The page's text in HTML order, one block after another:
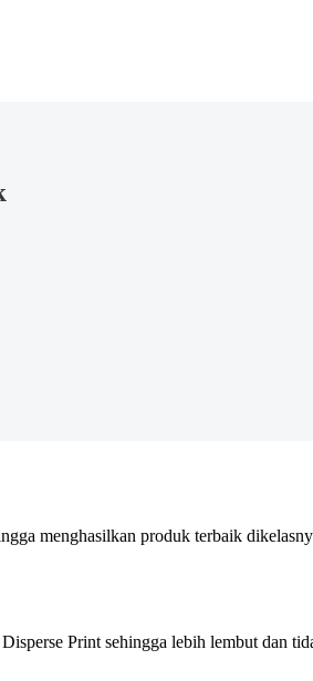
menghasilkan produk terbaik
Print sehingga lebih lembut dan